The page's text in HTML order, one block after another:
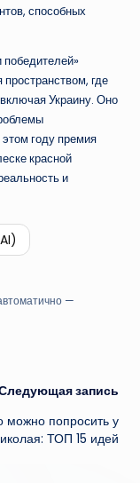
способных
где
Украину. Оно
году премия
красной
и
—
запись
можно попросить у
ТОП 15 идей